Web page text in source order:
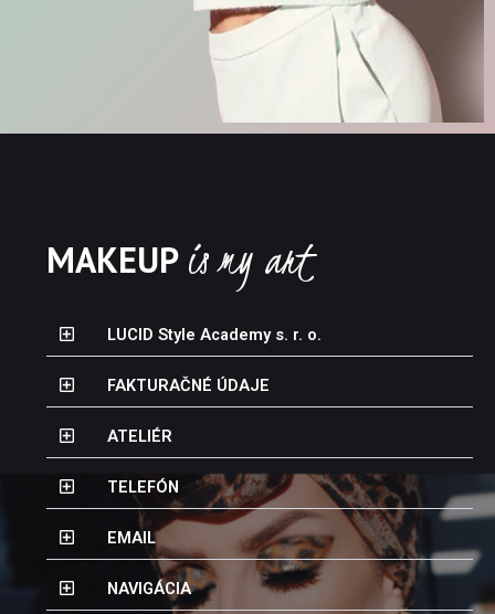
MAKEUP is my art
LUCID Style Academy s. r. o.
FAKTURAČNÉ ÚDAJE
ATELIÉR
TELEFÓN
EMAIL
NAVIGÁCIA